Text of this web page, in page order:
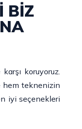
BİZ
koruyoruz.
hem teknenizin
iyi seçenekleri